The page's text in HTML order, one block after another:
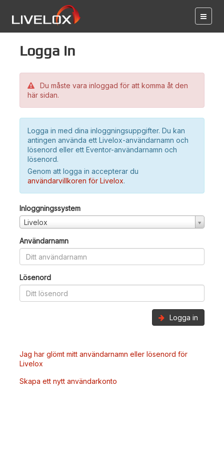
Logga in
Du måste vara inloggad för att komma åt den
här sidan.
Logga in med dina inloggningsuppgifter. Du kan
antingen använda ett Livelox-användarnamn och
lösenord eller ett Eventor-användarnamn och
lösenord.
Genom att logga in accepterar du
användarvillkoren för Livelox.
Inloggningssystem
Livelox
Användarnamn
Lösenord
Logga in
Jag har glömt mitt användarnamn eller lösenord för
Livelox
Skapa ett nytt användarkonto